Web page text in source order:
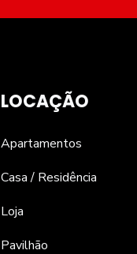
LOCAÇÃO
Apartamentos
Casa / Residência
Loja
Pavilhão